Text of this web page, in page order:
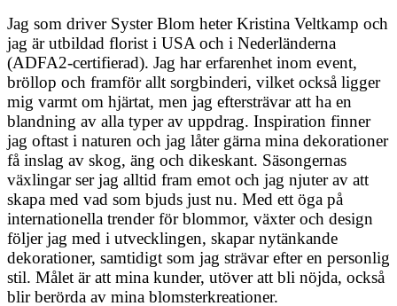
Jag som driver Syster Blom heter Kristina Veltkamp och
jag är utbildad florist i USA och i Nederländerna
(ADFA2-certifierad). Jag har erfarenhet inom event,
bröllop och framför allt sorgbinderi, vilket också ligger
mig varmt om hjärtat, men jag eftersträvar att ha en
blandning av alla typer av uppdrag. Inspiration finner
jag oftast i naturen och jag låter gärna mina dekorationer
få inslag av skog, äng och dikeskant. Säsongernas
växlingar ser jag alltid fram emot och jag njuter av att
skapa med vad som bjuds just nu. Med ett öga på
internationella trender för blommor, växter och design
följer jag med i utvecklingen, skapar nytänkande
dekorationer, samtidigt som jag strävar efter en personlig
stil. Målet är att mina kunder, utöver att bli nöjda, också
blir berörda av mina blomsterkreationer.